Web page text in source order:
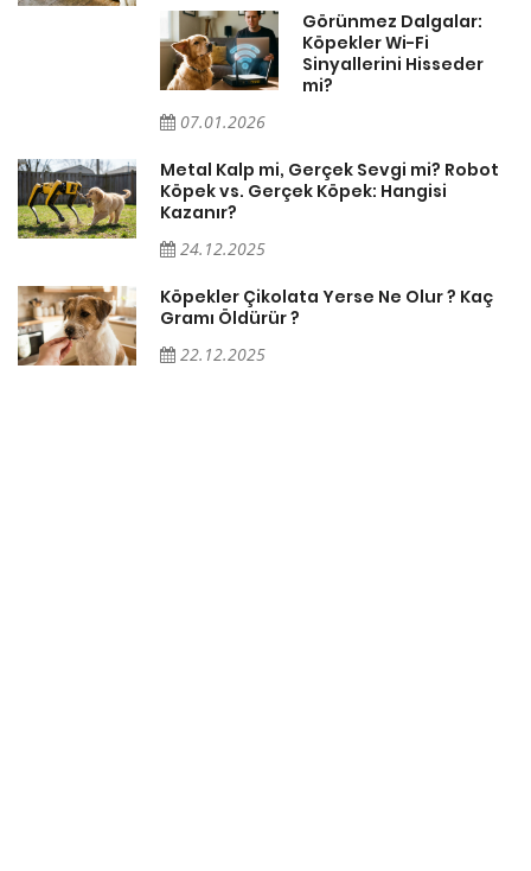
Görünmez Dalgalar:
Köpekler Wi-Fi
Sinyallerini Hisseder
mi?
07.01.2026
Metal Kalp mi, Gerçek Sevgi mi? Robot
Köpek vs. Gerçek Köpek: Hangisi
Kazanır?
24.12.2025
Köpekler Çikolata Yerse Ne Olur ? Kaç
Gramı Öldürür ?
22.12.2025